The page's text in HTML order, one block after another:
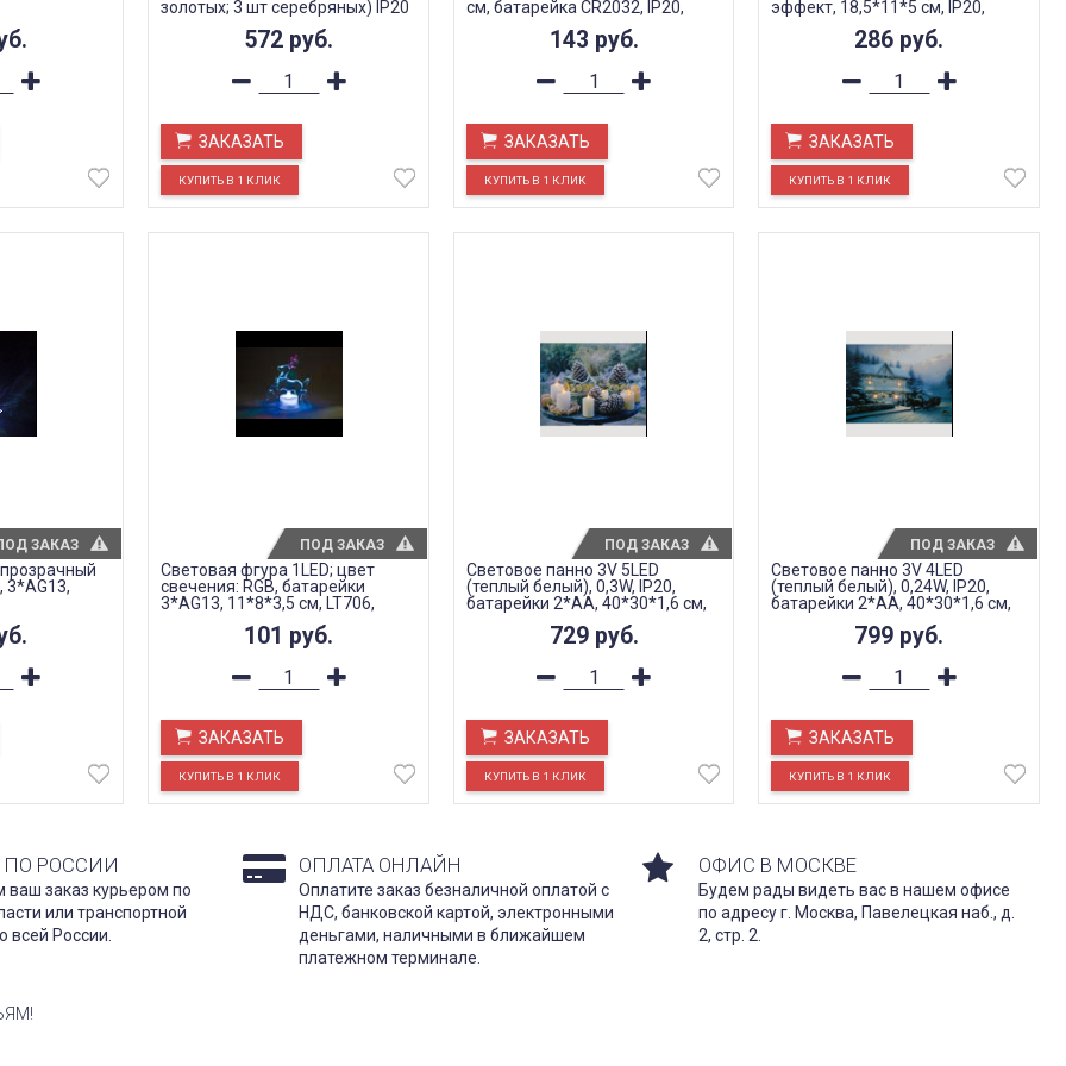
золотых; 3 шт серебряных) IP20
572 руб.
ЗАКАЗАТЬ
см, батарейка CR2032, IP20,
143 руб.
ЗАКАЗАТЬ
эффект, 18,5*11*5 см, IP20,
286 руб.
ЗАКАЗАТЬ
3*AG13,
ЗАКАЗ
Световая фгура 1LED; цвет
свечения: RGB, батарейки
3*AG13, 11*8*3,5 см, LT706,
101 руб.
ЗАКАЗАТЬ
ПОД ЗАКАЗ
Световое панно 3V 5LED
(теплый белый), 0,3W, IP20,
батарейки 2*АА, 40*30*1,6 см,
729 руб.
ЗАКАЗАТЬ
ПОД ЗАКАЗ
Световое панно 3V 4LED
(теплый белый), 0,24W, IP20,
батарейки 2*АА, 40*30*1,6 см,
799 руб.
ЗАКАЗАТЬ
ПОД ЗАКАЗ
ПО РОССИИ
заказ курьером по
или транспортной
всей России.
ОПЛАТА ОНЛАЙН
Оплатите заказ безналичной оплатой с
НДС, банковской картой, электронными
деньгами, наличными в ближайшем
платежном терминале.
ОФИС В МОСКВЕ
Будем рады видеть вас в нашем офисе
по адресу г. Москва, Павелецкая наб., д.
2, стр. 2.